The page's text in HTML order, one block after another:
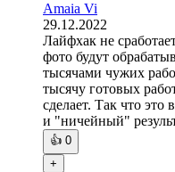
Amaia Vi
29.12.2022
Лайфхак не
фото будут
тысячами чужих
тысячу готовых
сделает. Так что
и "ничейный"
👍 0
+